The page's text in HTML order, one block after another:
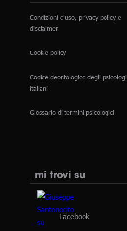
Condizioni d'uso, privacy policy e
disclaimer
Cookie policy
Codice deontologico degli psicologi
italiani
Glossario di termini psicologici
_mi trovi su
Facebook